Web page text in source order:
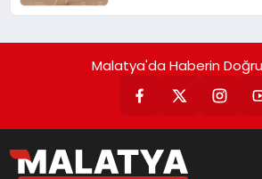
Malatya'da Haberin